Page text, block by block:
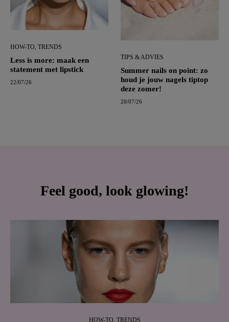
HOW-TO, TRENDS
Less is more: maak een
statement met lipstick
22/07/26
TIPS & ADVIES
Summer nails on point: zo
houd je jouw nagels tiptop
deze zomer!
20/07/26
Feel good, look glowing!
HOW-TO, TRENDS